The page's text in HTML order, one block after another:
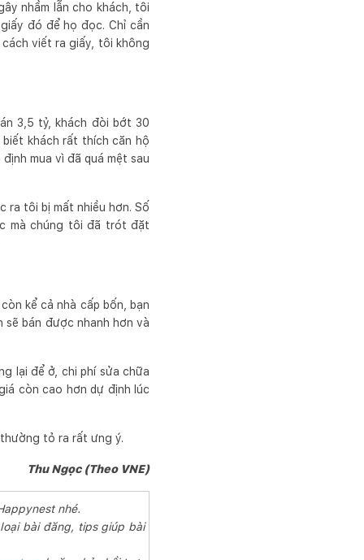
nhầm lẫn cho khách, tôi
đó để họ đọc. Chỉ cần
viết ra giấy, tôi không
3,5 tỷ, khách đòi bớt 30
khách rất thích căn hộ
mua vì đã quá mệt sau
ra tôi bị mất nhiều hơn. Số
mà chúng tôi đã trót đặt
kể cả nhà cấp bốn, bạn
sẽ bán được nhanh hơn và
lại để ở, chi phí sửa chữa
còn cao hơn dự định lúc
tỏ ra rất ưng ý.
Thu Ngọc (Theo VNE)
nhé.
bài đăng, tips giúp bài